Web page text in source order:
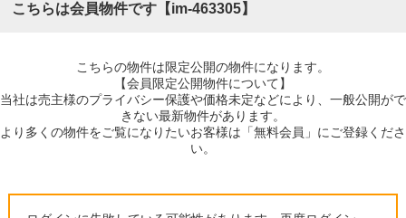
こちらは会員物件です【im-463305】
こちらの物件は限定公開の物件になります。
【会員限定公開物件について】
当社は売主様のプライバシー保護や価格未定などにより、一般公開がで
きない最新物件があります。
より多くの物件をご覧になりたいお客様は「無料会員」にご登録くださ
い。